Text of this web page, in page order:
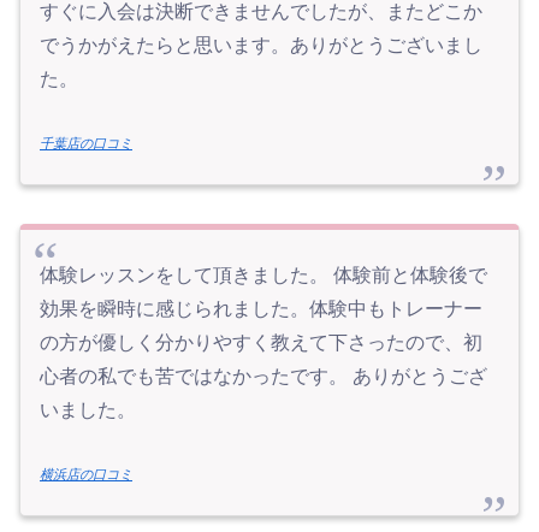
すぐに入会は決断できませんでしたが、またどこか
でうかがえたらと思います。ありがとうございまし
た。
千葉店の口コミ
体験レッスンをして頂きました。 体験前と体験後で
効果を瞬時に感じられました。体験中もトレーナー
の方が優しく分かりやすく教えて下さったので、初
心者の私でも苦ではなかったです。 ありがとうござ
いました。
横浜店の口コミ